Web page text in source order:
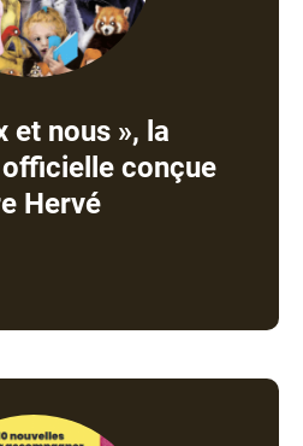
et nous », la
conçue
Hervé